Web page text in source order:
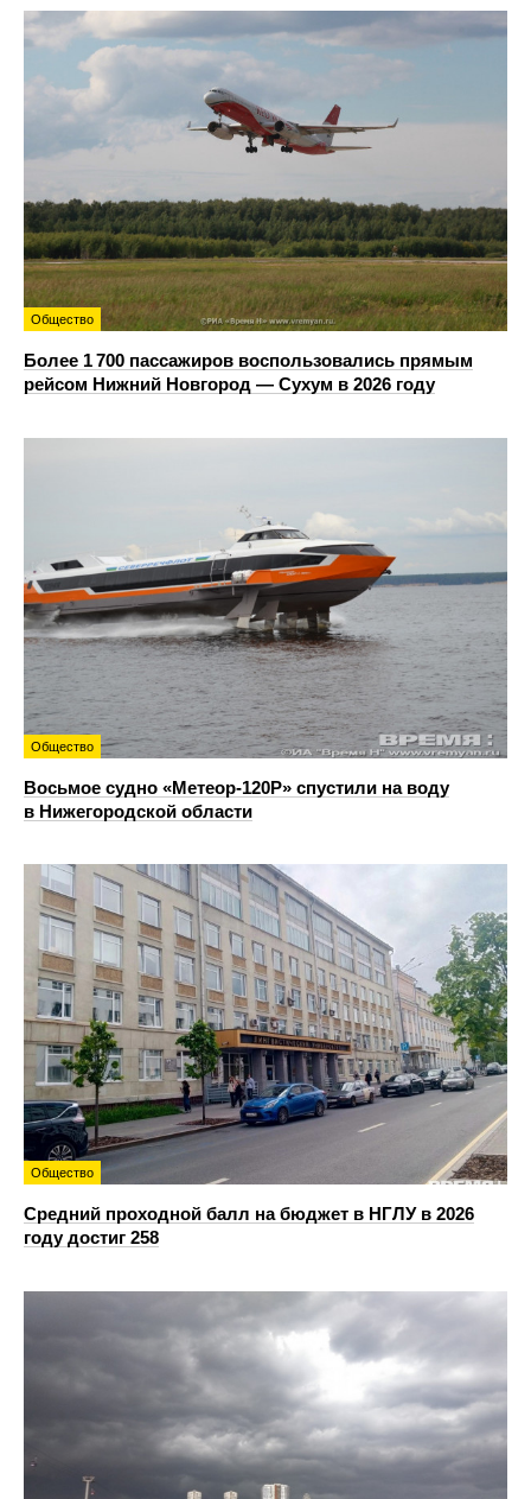
Общество
Более 1 700 пассажиров воспользовались прямым
рейсом Нижний Новгород — Сухум в 2026 году
Общество
Восьмое судно «Метеор-120Р» спустили на воду
в Нижегородской области
Общество
Средний проходной балл на бюджет в НГЛУ в 2026
году достиг 258